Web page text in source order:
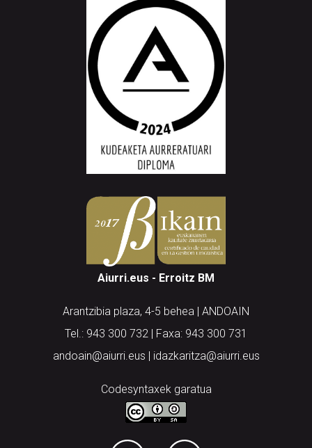
Aiurri.eus - Erroitz BM
Arantzibia plaza, 4-5 behea | ANDOAIN
Tel.: 943 300 732 | Faxa: 943 300 731
andoain@aiurri.eus | idazkaritza@aiurri.eus
Codesyntaxek garatua